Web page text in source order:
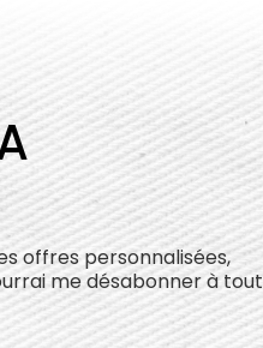
offres personnalisées,
me désabonner à tout